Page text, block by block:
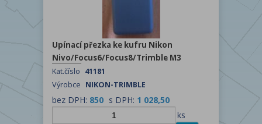
Upínací přezka ke kufru Nikon
Nivo/Focus6/Focus8/Trimble M3
Kat.číslo 41181
Výrobce NIKON-TRIMBLE
bez DPH: 850 s DPH: 1 028,50
ks